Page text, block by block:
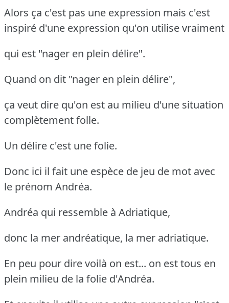
Alors ça c'est pas une expression mais c'est
inspiré d'une expression qu'on utilise vraiment
qui est "nager en plein délire".
Quand on dit "nager en plein délire",
ça veut dire qu'on est au milieu d'une situation
complètement folle.
Un délire c'est une folie.
Donc ici il fait une espèce de jeu de mot avec
le prénom Andréa.
Andréa qui ressemble à Adriatique,
donc la mer andréatique, la mer adriatique.
En peu pour dire voilà on est... on est tous en
plein milieu de la folie d'Andréa.